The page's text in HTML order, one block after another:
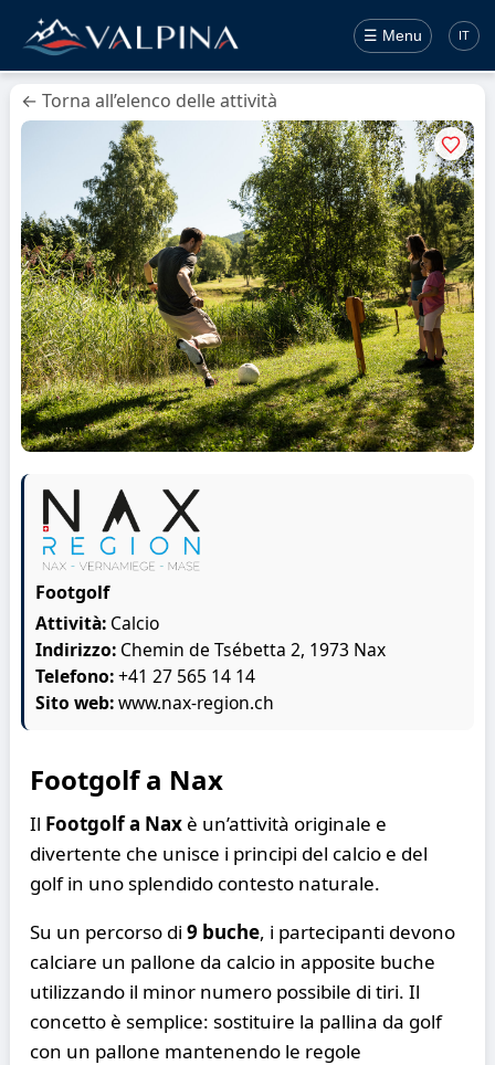
☰ Menu IT
← Torna all’elenco delle attività
Footgolf
Attività: Calcio
Indirizzo: Chemin de Tsébetta 2, 1973 Nax
Telefono:+41 27 565 14 14
Sito web:www.nax-region.ch
Footgolf a Nax
Il Footgolf a Nax è un’attività originale e
divertente che unisce i principi del calcio e del
golf in uno splendido contesto naturale.
Su un percorso di9 buche, i partecipanti devono
calciare un pallone da calcio in apposite buche
utilizzando il minor numero possibile di tiri. Il
concetto è semplice: sostituire la pallina da golf
con un pallone mantenendo le regole